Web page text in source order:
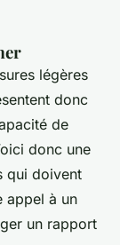
légères
donc
de
donc une
qui doivent
appel à un
un rapport